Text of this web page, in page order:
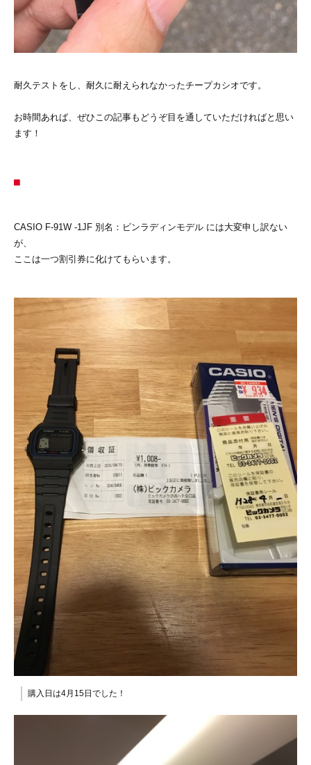
耐久テストをし、耐久に耐えられなかったチープカシオです。
お時間あれば、ぜひこの記事もどうぞ目を通していただければと思い
ます！
CASIO F-91W -1JF 別名：ビンラディンモデル には大変申し訳ない
が、
ここは一つ割引券に化けてもらいます。
購入日は4月15日でした！